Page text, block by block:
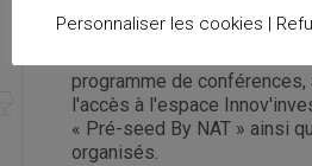
Vous êtes partenaire /
programme de conférences,
l'accès à l'espace
« Pré-seed By NAT » ainsi
organisés.
Personnaliser les cookies |